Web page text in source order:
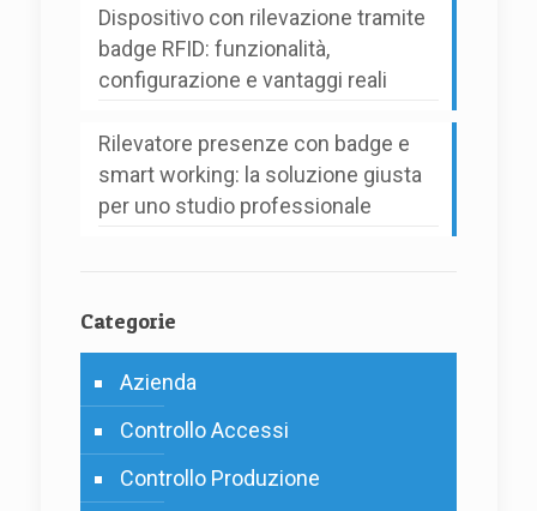
Dispositivo con rilevazione tramite
badge RFID: funzionalità,
configurazione e vantaggi reali
Rilevatore presenze con badge e
smart working: la soluzione giusta
per uno studio professionale
Categorie
Azienda
Controllo Accessi
Controllo Produzione